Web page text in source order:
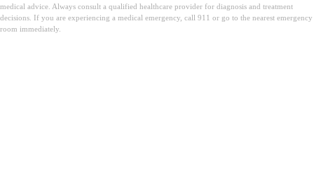
medical advice. Always consult a qualified healthcare provider for diagnosis and treatment
decisions. If you are experiencing a medical emergency, call 911 or go to the nearest emergency
room immediately.